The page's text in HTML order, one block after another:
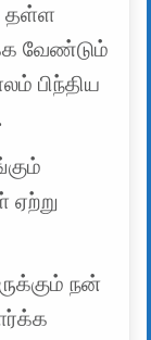
தள்ள
வேண்டும்
பிந்திய
நன்